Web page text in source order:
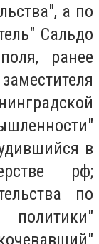
а по
Сальдо
ранее
в
рф;
по